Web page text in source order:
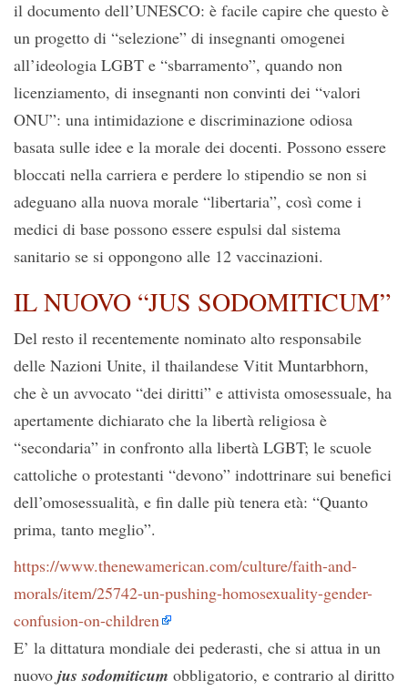
il documento dell’UNESCO: è facile capire che questo è
un progetto di “selezione” di insegnanti omogenei
all’ideologia LGBT e “sbarramento”, quando non
licenziamento, di insegnanti non convinti dei “valori
ONU”: una intimidazione e discriminazione odiosa
basata sulle idee e la morale dei docenti. Possono essere
bloccati nella carriera e perdere lo stipendio se non si
adeguano alla nuova morale “libertaria”, così come i
medici di base possono essere espulsi dal sistema
sanitario se si oppongono alle 12 vaccinazioni.
IL NUOVO “JUS SODOMITICUM”
Del resto il recentemente nominato alto responsabile
delle Nazioni Unite, il thailandese Vitit Muntarbhorn,
che è un avvocato “dei diritti” e attivista omosessuale, ha
apertamente dichiarato che la libertà religiosa è
“secondaria” in confronto alla libertà LGBT; le scuole
cattoliche o protestanti “devono” indottrinare sui benefici
dell’omosessualità, e fin dalle più tenera età: “Quanto
prima, tanto meglio”.
https://www.thenewamerican.com/culture/faith-and-
morals/item/25742-un-pushing-homosexuality-gender-
confusion-on-children
E’ la dittatura mondiale dei pederasti, che si attua in un
nuovojus sodomiticum obbligatorio, e contrario al diritto